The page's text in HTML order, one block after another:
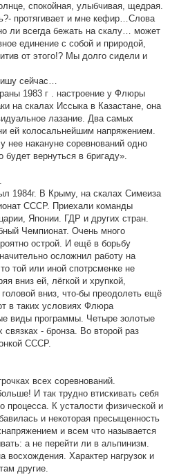
спокойная, улыбчивая, щедрая.
протягивает и мне кефир…Слова
ли всегда бежать на скалу… может
единение с собой и природой,
от этого!? Мы долго сидели и
сейчас…
1983 г . настроение у Флюры
на скалах Иссыка в Казастане, она
лазание. Два самых
ей колосальнейшим напряжением.
нее накануне соревнований одно
вернуться в бригаду».
1984г. В Крыму, на скалах Симеиза
СССР. Приехали команды
Японии. ГДР и других стран.
Чемпионат. Очень много
острой. И ещё в борьбу
осложнил работу на
той или иной спотрсменке не
вниз ей, лёгкой и хрупкой,
вниз, что-бы преодолеть ещё
в таких условиях Флюра
виды программы. Четыре золотые
- бронза. Во второй раз
СССР.
всех соревнований.
И так трудно втискивать себя
процесса. К усталости физической и
и некоторая пресыщенность
и всем что называется
а не перейти ли в альпинизм.
восхождения. Характер нагрузок и
другие.